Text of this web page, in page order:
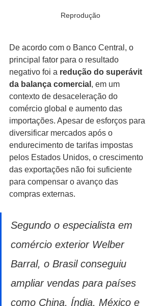
Reprodução
De acordo com o Banco Central, o
principal fator para o resultado
negativo foi a redução do superávit
da balança comercial , em um
contexto de desaceleração do
comércio global e aumento das
importações. Apesar de esforços para
diversificar mercados após o
endurecimento de tarifas impostas
pelos Estados Unidos, o crescimento
das exportações não foi suficiente
para compensar o avanço das
compras externas.
Segundo o especialista em
comércio exterior Welber
Barral, o Brasil conseguiu
ampliar vendas para países
como China, Índia, México e